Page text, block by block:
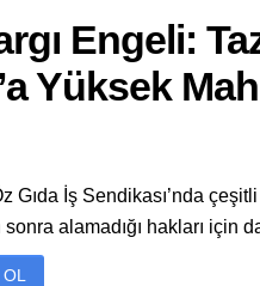
Engeli:
Yüksek
Gıda İş Sendikası’nda
alamadığı hakları için